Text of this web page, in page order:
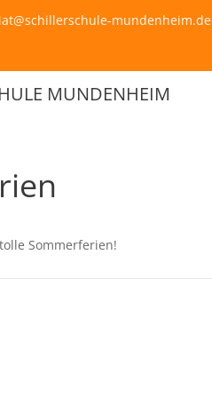
mundenheim.de
MUNDENHEIM
Sommerferien!